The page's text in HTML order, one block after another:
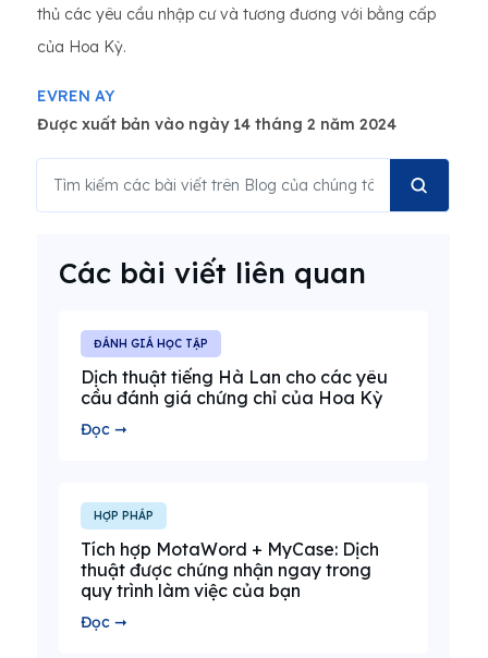
thủ các yêu cầu nhập cư và tương đương với bằng cấp
của Hoa Kỳ.
EVREN AY
Được xuất bản vào ngày 14 tháng 2 năm 2024
Các bài viết liên quan
ĐÁNH GIÁ HỌC TẬP
Dịch thuật tiếng Hà Lan cho các yêu
cầu đánh giá chứng chỉ của Hoa Kỳ
Đọc ➞
HỢP PHÁP
Tích hợp MotaWord + MyCase: Dịch
thuật được chứng nhận ngay trong
quy trình làm việc của bạn
Đọc ➞